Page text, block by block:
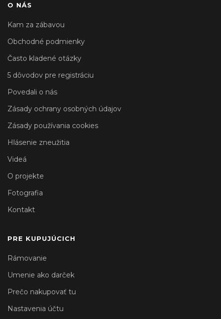
O NÁS
Kam za zábavou
Obchodné podmienky
Často kladené otázky
5 dôvodov pre registráciu
Povedali o nás
Zásady ochrany osobných údajov
Zásady používania cookies
Hlásenie zneužitia
Videá
O projekte
Fotografia
Kontakt
PRE KUPUJÚCICH
Rámovanie
Umenie ako darček
Prečo nakupovať tu
Nastavenia účtu